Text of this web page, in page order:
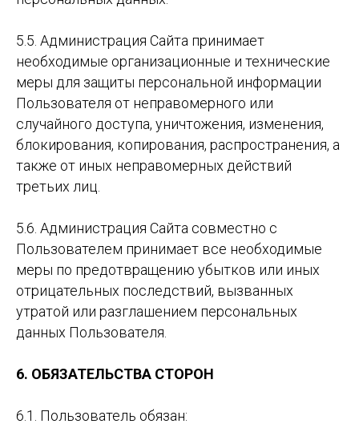
5.5. Администрация Сайта принимает
необходимые организационные и технические
меры для защиты персональной информации
Пользователя от неправомерного или
случайного доступа, уничтожения, изменения,
блокирования, копирования, распространения, а
также от иных неправомерных действий
третьих лиц.
5.6. Администрация Сайта совместно с
Пользователем принимает все необходимые
меры по предотвращению убытков или иных
отрицательных последствий, вызванных
утратой или разглашением персональных
данных Пользователя.
6. ОБЯЗАТЕЛЬСТВА СТОРОН
6.1. Пользователь обязан: